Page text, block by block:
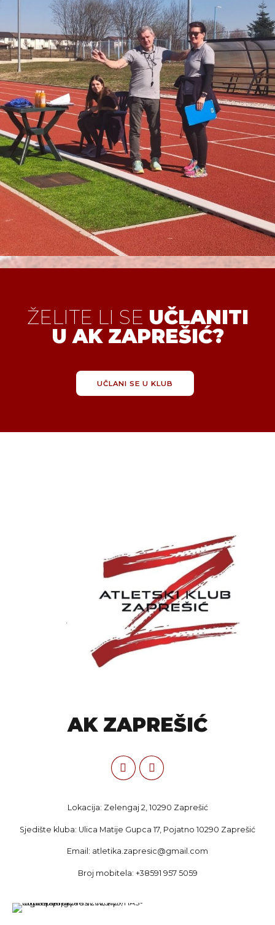
ŽELITE LI SE UČLANITI
U AK ZAPREŠIĆ?
UČLANI SE U KLUB
AK ZAPREŠIĆ
Lokacija: Zelengaj 2, 10290 Zaprešić
Sjedište kluba: Ulica Matije Gupca 17, Pojatno 10290 Zaprešić
Email: atletika.zapresic@gmail.com
Broj mobitela: +38591 957 5059